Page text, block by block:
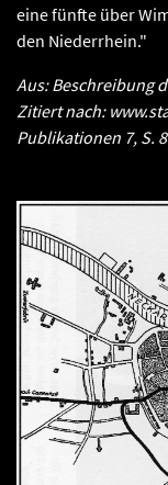
eine fünfte über
den Niederrhein."
Aus: Beschreibung
Zitiert nach:
Publikationen 7, S.